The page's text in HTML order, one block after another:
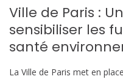
Ville de Paris :
sensibiliser les
santé
La Ville de Paris met en